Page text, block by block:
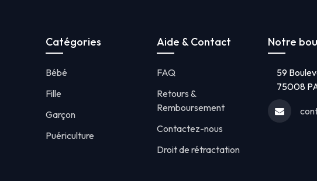
Catégories
Bébé
Fille
Garçon
Puériculture
Aide & Contact
FAQ
Retours &
Remboursement
Contactez-nous
Droit de rétractation
Notre
59
75008